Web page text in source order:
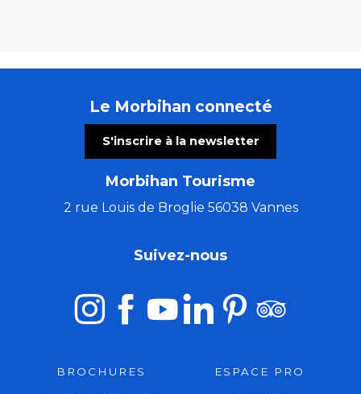
Le Morbihan connecté
S'inscrire à la newsletter
Morbihan Tourisme
2 rue Louis de Broglie 56038 Vannes
Suivez-nous
BROCHURES ESPACE PRO